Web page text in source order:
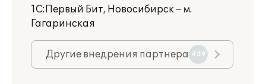
1С:Первый Бит, Новосибирск – м.
Гагаринская
Другие внедрения партнера 459